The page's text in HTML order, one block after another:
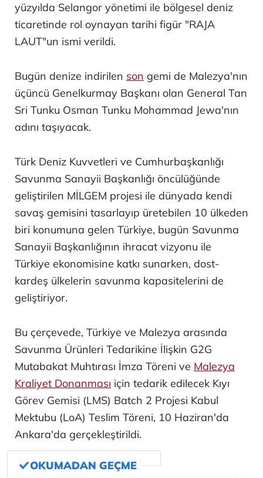
yüzyılda Selangor yönetimi ile bölgesel deniz
ticaretinde rol oynayan tarihi figür "RAJA
LAUT"un ismi verildi.
Bugün denize indirilen son gemi de Malezya'nın
üçüncü Genelkurmay Başkanı olan General Tan
Sri Tunku Osman Tunku Mohammad Jewa'nın
adını taşıyacak.
Türk Deniz Kuvvetleri ve Cumhurbaşkanlığı
Savunma Sanayii Başkanlığı öncülüğünde
geliştirilen MİLGEM projesi ile dünyada kendi
savaş gemisini tasarlayıp üretebilen 10 ülkeden
biri konumuna gelen Türkiye, bugün Savunma
Sanayii Başkanlığının ihracat vizyonu ile
Türkiye ekonomisine katkı sunarken, dost-
kardeş ülkelerin savunma kapasitelerini de
geliştiriyor.
Bu çerçevede, Türkiye ve Malezya arasında
Savunma Ürünleri Tedarikine İlişkin G2G
Mutabakat Muhtırası İmza Töreni ve Malezya
Kraliyet Donanması için tedarik edilecek Kıyı
Görev Gemisi (LMS) Batch 2 Projesi Kabul
Mektubu (LoA) Teslim Töreni, 10 Haziran'da
Ankara'da gerçekleştirildi.